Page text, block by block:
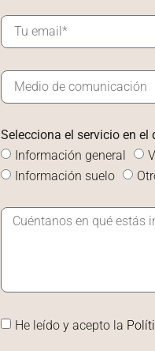
Selecciona el servicio en el
Información general
Información suelo
He leído y acepto la